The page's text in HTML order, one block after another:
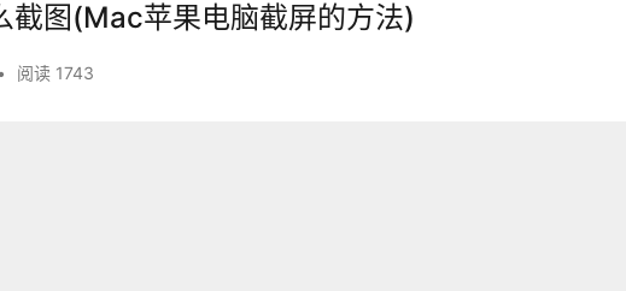
截图(Mac苹果电脑截屏的方法)
• 阅读 1743